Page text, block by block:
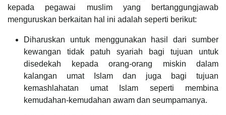
kepada pegawai muslim yang bertanggungjawab
menguruskan berkaitan hal ini adalah seperti berikut:
Diharuskan untuk menggunakan hasil dari sumber
kewangan tidak patuh syariah bagi tujuan untuk
disedekah kepada orang-orang miskin dalam
kalangan umat Islam dan juga bagi tujuan
kemashlahatan umat Islam seperti membina
kemudahan-kemudahan awam dan seumpamanya.